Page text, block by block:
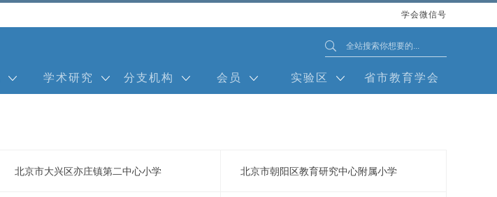
学会微信号
学术研究 分支机构 会员 实验区 省市教育学会
北京市大兴区亦庄镇第二中心小学 北京市朝阳区教育研究中心附属小学